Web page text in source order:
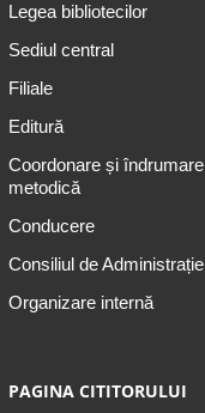
Legea bibliotecilor
Sediul central
Filiale
Editură
Coordonare și îndrumare
metodică
Conducere
Consiliul de Administrație
Organizare internă
PAGINA CITITORULUI